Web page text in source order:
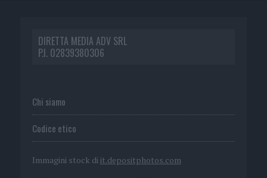
DIRETTA MEDIA ADV SRL
P.I. 02839380306
Chi siamo
Codice etico
Immagini stock di it.depositphotos.com